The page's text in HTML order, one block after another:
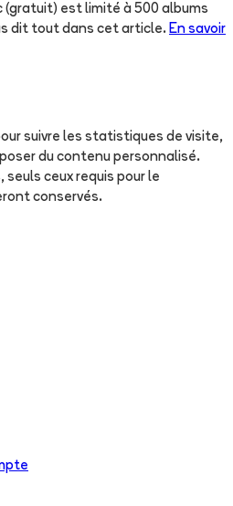
(gratuit) est limité à 500 albums
dit tout dans cet article. En savoir
suivre les statistiques de visite,
du contenu personnalisé.
ceux requis pour le
conservés.